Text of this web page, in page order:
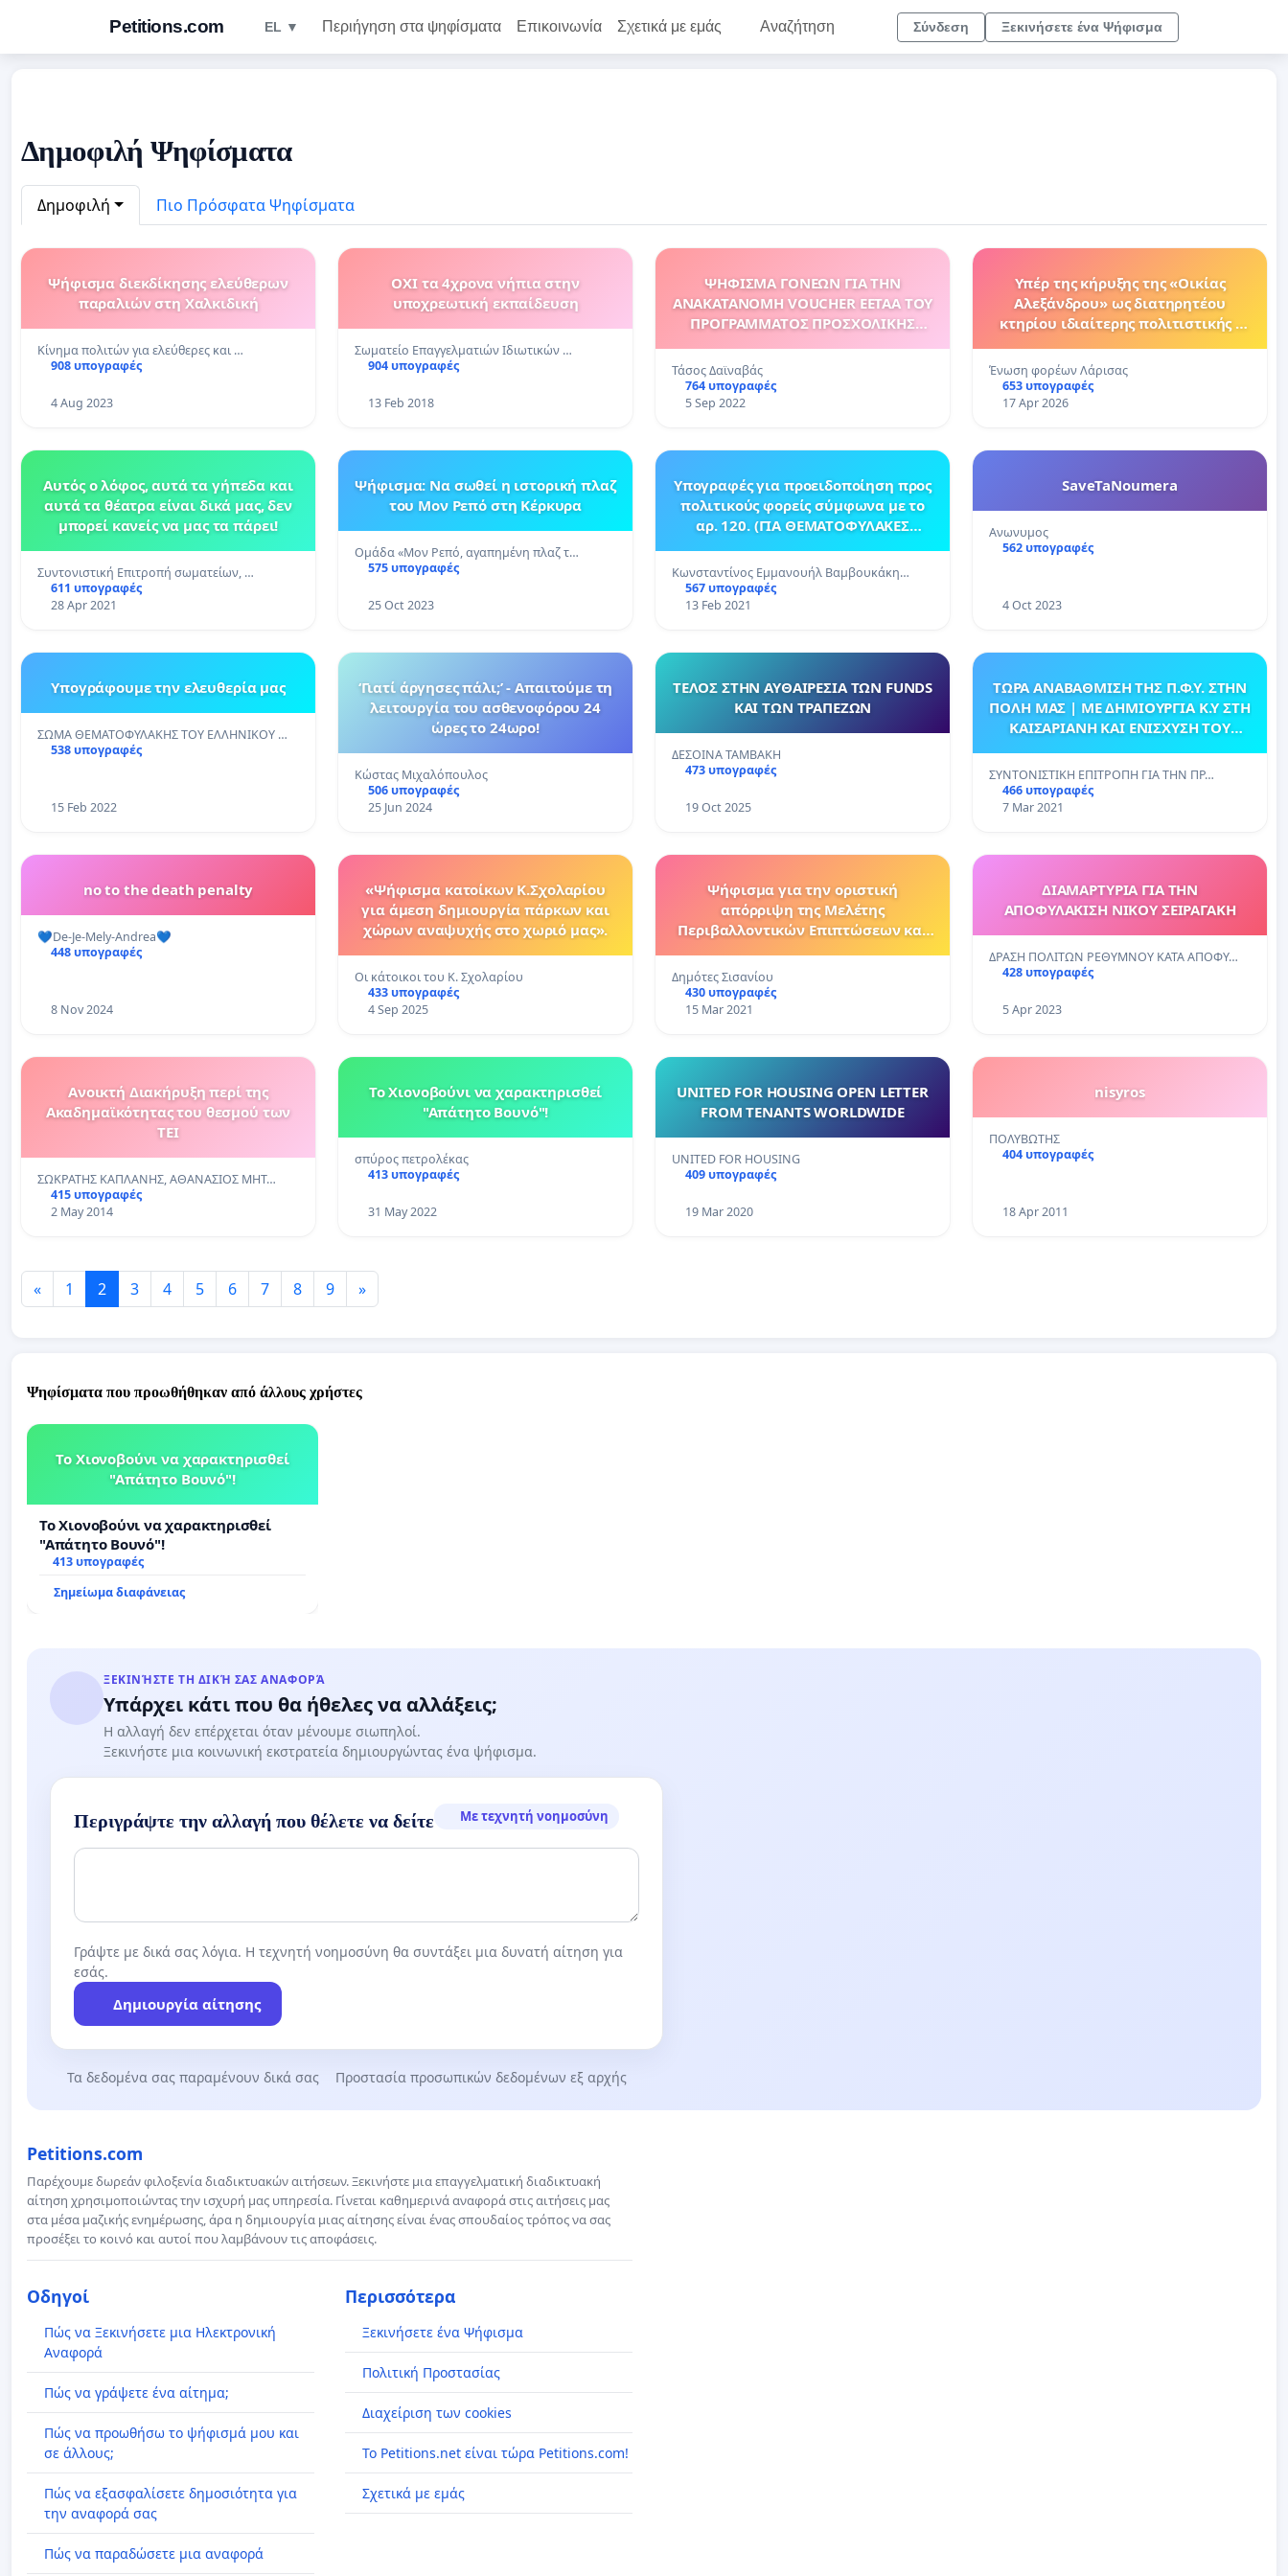
Petitions.com EL ▼ Περιήγηση στα ψηφίσματα Επικοινωνία Σχετικά με εμάς Αναζήτηση Σύνδεση Ξεκινήσετε ένα Ψήφισμα
Δημοφιλή Ψηφίσματα
Δημοφιλή Πιο Πρόσφατα Ψηφίσματα
Ψήφισμα διεκδίκησης ελεύθερων
παραλιών στη Χαλκιδική
Κίνημα πολιτών για ελεύθερες και …
908 υπογραφές
4 Aug 2023
ΟΧΙ τα 4χρονα νήπια στην
υποχρεωτική εκπαίδευση
Σωματείο Επαγγελματιών Ιδιωτικών …
904 υπογραφές
13 Feb 2018
ΨΗΦΙΣΜΑ ΓΟΝΕΩΝ ΓΙΑ ΤΗΝ
ΑΝΑΚΑΤΑΝΟΜΗ VOUCHER EETAA ΤΟΥ
ΠΡΟΓΡΑΜΜΑΤΟΣ ΠΡΟΣΧΟΛΙΚΗΣ
ΑΠΑΣΧΟΛΗΣΗΣ ΠΑΙΔΙΩΝ ΠΕΡΙΟΔΟΥ
2022 – 2023
Τάσος Δαϊναβάς
764 υπογραφές
5 Sep 2022
Υπέρ της κήρυξης της «Οικίας
Αλεξάνδρου» ως διατηρητέου
κτηρίου ιδιαίτερης πολιτιστικής -
Ένωση φορέων Λάρισας
653 υπογραφές
17 Apr 2026
Αυτός ο λόφος, αυτά τα γήπεδα και
αυτά τα θέατρα είναι δικά μας, δεν
μπορεί κανείς να μας τα πάρει!
Συντονιστική Επιτροπή σωματείων, …
611 υπογραφές
28 Apr 2021
Ψήφισμα: Να σωθεί η ιστορική πλαζ
του Μον Ρεπό στη Κέρκυρα
Ομάδα «Μον Ρεπό, αγαπημένη πλαζ τ…
575 υπογραφές
25 Oct 2023
Υπογραφές για προειδοποίηση προς
πολιτικούς φορείς σύμφωνα με το
αρ. 120. (ΓΙΑ ΘΕΜΑΤΟΦΥΛΑΚΕΣ
Κωνσταντίνος Εμμανουήλ Βαμβουκάκη…
567 υπογραφές
13 Feb 2021
SaveTaNoumera
Ανωνυμος
562 υπογραφές
4 Oct 2023
Υπογράφουμε την ελευθερία μας
ΣΩΜΑ ΘΕΜΑΤΟΦΥΛΑΚΗΣ ΤΟΥ ΕΛΛΗΝΙΚΟΥ …
538 υπογραφές
15 Feb 2022
‘Γιατί άργησες πάλι;’ - Απαιτούμε τη
λειτουργία του ασθενοφόρου 24
ώρες το 24ωρο!
Κώστας Μιχαλόπουλος
506 υπογραφές
25 Jun 2024
ΤΕΛΟΣ ΣΤΗΝ ΑΥΘΑΙΡΕΣΙΑ ΤΩΝ FUNDS
ΚΑΙ ΤΩΝ ΤΡΑΠΕΖΩΝ
ΔΕΣΟΙΝΑ ΤΑΜΒΑΚΗ
473 υπογραφές
19 Oct 2025
ΤΩΡΑ ΑΝΑΒΑΘΜΙΣΗ ΤΗΣ Π.Φ.Υ. ΣΤΗΝ
ΠΟΛΗ ΜΑΣ | ΜΕ ΔΗΜΙΟΥΡΓΙΑ Κ.Υ ΣΤΗ
ΚΑΙΣΑΡΙΑΝΗ ΚΑΙ ΕΝΙΣΧΥΣΗ ΤΟΥ
ΣΥΝΤΟΝΙΣΤΙΚΗ ΕΠΙΤΡΟΠΗ ΓΙΑ ΤΗΝ ΠΡ…
466 υπογραφές
7 Mar 2021
no to the death penalty
💙De-Je-Mely-Andrea💙
448 υπογραφές
8 Nov 2024
«Ψήφισμα κατοίκων Κ.Σχολαρίου
για άμεση δημιουργία πάρκων και
χώρων αναψυχής στο χωριό μας».
Οι κάτοικοι του Κ. Σχολαρίου
433 υπογραφές
4 Sep 2025
Ψήφισμα για την οριστική
απόρριψη της Μελέτης
Περιβαλλοντικών Επιπτώσεων και
υδροηλεκτρικού έργου στο Σισάνι
Βοΐου Κοζάνης
Δημότες Σισανίου
430 υπογραφές
15 Mar 2021
ΔΙΑΜΑΡΤΥΡΙΑ ΓΙΑ ΤΗΝ
ΑΠΟΦΥΛΑΚΙΣΗ ΝΙΚΟΥ ΣΕΙΡΑΓΑΚΗ
ΔΡΑΣΗ ΠΟΛΙΤΩΝ ΡΕΘΥΜΝΟΥ ΚΑΤΑ ΑΠΟΦΥ…
428 υπογραφές
5 Apr 2023
Ανοικτή Διακήρυξη περί της
Ακαδημαϊκότητας του θεσμού των
ΤΕΙ
ΣΩΚΡΑΤΗΣ ΚΑΠΛΑΝΗΣ, ΑΘΑΝΑΣΙΟΣ ΜΗΤ…
415 υπογραφές
2 May 2014
Το Χιονοβούνι να χαρακτηρισθεί
"Απάτητο Βουνό"!
σπύρος πετρολέκας
413 υπογραφές
31 May 2022
UNITED FOR HOUSING OPEN LETTER
FROM TENANTS WORLDWIDE
UNITED FOR HOUSING
409 υπογραφές
19 Mar 2020
nisyros
ΠΟΛΥΒΩΤΗΣ
404 υπογραφές
18 Apr 2011
« 1 2 3 4 5 6 7 8 9 »
Ψηφίσματα που προωθήθηκαν από άλλους χρήστες
Το Χιονοβούνι να χαρακτηρισθεί
"Απάτητο Βουνό"!
Το Χιονοβούνι να χαρακτηρισθεί
"Απάτητο Βουνό"!
413 υπογραφές
Σημείωμα διαφάνειας
ΞΕΚΙΝΉΣΤΕ ΤΗ ΔΙΚΉ ΣΑΣ ΑΝΑΦΟΡΆ
Υπάρχει κάτι που θα ήθελες να αλλάξεις;
Η αλλαγή δεν επέρχεται όταν μένουμε σιωπηλοί.
Ξεκινήστε μια κοινωνική εκστρατεία δημιουργώντας ένα ψήφισμα.
Περιγράψτε την αλλαγή που θέλετε να δείτε Με τεχνητή νοημοσύνη
Γράψτε με δικά σας λόγια. Η τεχνητή νοημοσύνη θα συντάξει μια δυνατή αίτηση για
εσάς.
Δημιουργία αίτησης
Τα δεδομένα σας παραμένουν δικά σας Προστασία προσωπικών δεδομένων εξ αρχής
Petitions.com
Παρέχουμε δωρεάν φιλοξενία διαδικτυακών αιτήσεων. Ξεκινήστε μια επαγγελματική διαδικτυακή
αίτηση χρησιμοποιώντας την ισχυρή μας υπηρεσία. Γίνεται καθημερινά αναφορά στις αιτήσεις μας
στα μέσα μαζικής ενημέρωσης, άρα η δημιουργία μιας αίτησης είναι ένας σπουδαίος τρόπος να σας
προσέξει το κοινό και αυτοί που λαμβάνουν τις αποφάσεις.
Οδηγοί
Πώς να Ξεκινήσετε μια Ηλεκτρονική
Αναφορά
Πώς να γράψετε ένα αίτημα;
Πώς να προωθήσω το ψήφισμά μου και
σε άλλους;
Πώς να εξασφαλίσετε δημοσιότητα για
την αναφορά σας
Πώς να παραδώσετε μια αναφορά
Περισσότερα
Ξεκινήσετε ένα Ψήφισμα
Πολιτική Προστασίας
Διαχείριση των cookies
Το Petitions.net είναι τώρα Petitions.com!
Σχετικά με εμάς